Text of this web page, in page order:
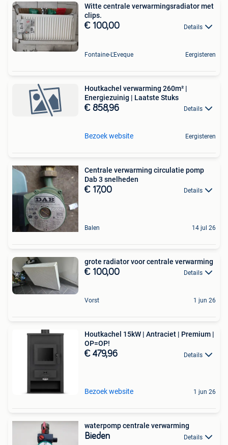
Witte centrale verwarmingsradiator met
clips.
€ 100,00 Details
Fontaine-L'Eveque Eergisteren
Houtkachel verwarming 260m² |
Energiezuinig | Laatste Stuks
€ 858,96 Details
Bezoek website Eergisteren
Centrale verwarming circulatie pomp
Dab 3 snelheden
€ 17,00 Details
Balen 14 jul 26
grote radiator voor centrale verwarming
€ 100,00 Details
Vorst 1 jun 26
Houtkachel 15kW | Antraciet | Premium |
OP=OP!
€ 479,96 Details
Bezoek website 1 jun 26
waterpomp centrale verwarming
Bieden Details